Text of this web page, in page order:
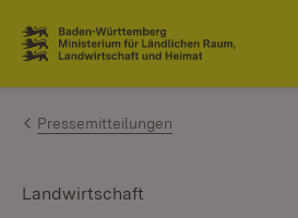
Zum Inhalt springen
Link zur Startseite
Pressemitteilungen
Landwirtschaft